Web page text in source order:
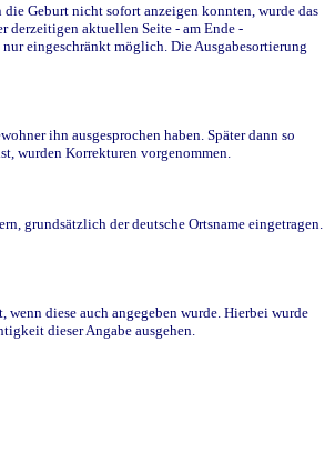
Geburt nicht sofort anzeigen konnten, wurde das
derzeitigen aktuellen Seite - am Ende -
eingeschränkt möglich. Die Ausgabesortierung
ihn ausgesprochen haben. Später dann so
wurden Korrekturen vorgenommen.
grundsätzlich der deutsche Ortsname eingetragen.
diese auch angegeben wurde. Hierbei wurde
dieser Angabe ausgehen.